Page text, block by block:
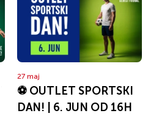
27 maj
⚽ OUTLET SPORTSKI
DAN! | 6. JUN OD 16H